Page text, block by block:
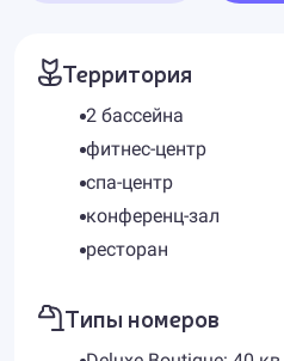
Территория
2 бассейна
фитнес-центр
спа-центр
конференц-зал
ресторан
Типы номеров